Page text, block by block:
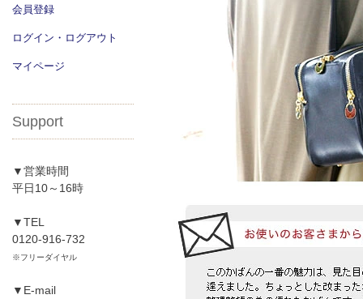
会員登録
ログイン・ログアウト
マイページ
Support
▼営業時間
平日10～16時
▼TEL
0120-916-732
※フリーダイヤル
▼E-mail